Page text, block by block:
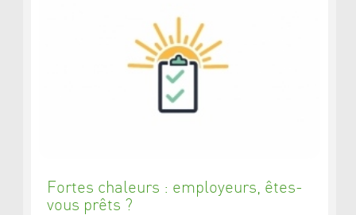
Fortes chaleurs : employeurs, êtes-
vous prêts ?